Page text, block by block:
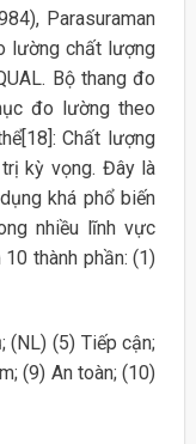
Parasuraman
lường chất lượng
Bộ thang đo
đo lường theo
Chất lượng
kỳ vọng. Đây là
khá phổ biến
nhiều lĩnh vực
10 thành phần: (1)
(NL) (5) Tiếp cận;
(9) An toàn; (10)